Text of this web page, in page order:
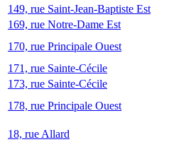
149, rue Saint-Jean-Baptiste Est
169, rue Notre-Dame Est
170, rue Principale Ouest
171, rue Sainte-Cécile
173, rue Sainte-Cécile
178, rue Principale Ouest
18, rue Allard